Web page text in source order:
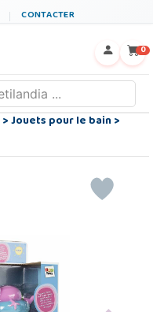
CONTACTER
0
>Jouets pour le bain>